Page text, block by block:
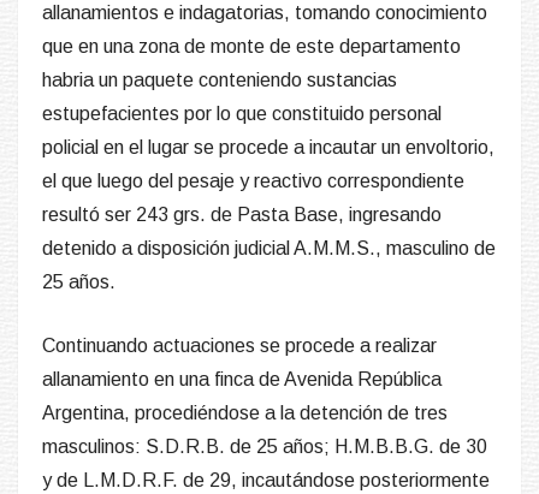
allanamientos e indagatorias, tomando conocimiento
que en una zona de monte de este departamento
habria un paquete conteniendo sustancias
estupefacientes por lo que constituido personal
policial en el lugar se procede a incautar un envoltorio,
el que luego del pesaje y reactivo correspondiente
resultó ser 243 grs. de Pasta Base, ingresando
detenido a disposición judicial A.M.M.S., masculino de
25 años.
Continuando actuaciones se procede a realizar
allanamiento en una finca de Avenida República
Argentina, procediéndose a la detención de tres
masculinos: S.D.R.B. de 25 años; H.M.B.B.G. de 30
y de L.M.D.R.F. de 29, incautándose posteriormente